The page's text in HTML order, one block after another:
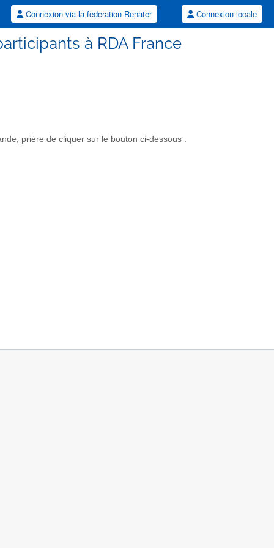
Connexion via la federation Renater Connexion locale
à RDA France
prière de cliquer sur le bouton ci-dessous :